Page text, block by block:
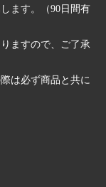
ます。（90日間有
ますので、ご了承
は必ず商品と共に